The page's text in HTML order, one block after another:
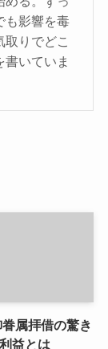
も影響を毒
りでどこ
いていま
属拝借の驚き
益とは